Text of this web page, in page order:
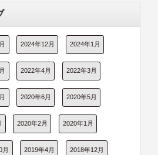
2024年12月 2024年1月
2022年4月 2022年3月
2020年6月 2020年5月
2020年2月 2020年1月
月 2019年4月 2018年12月